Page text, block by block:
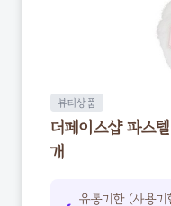
뷰티상품
더페이스샵 파스
개
유통기한 (사용기